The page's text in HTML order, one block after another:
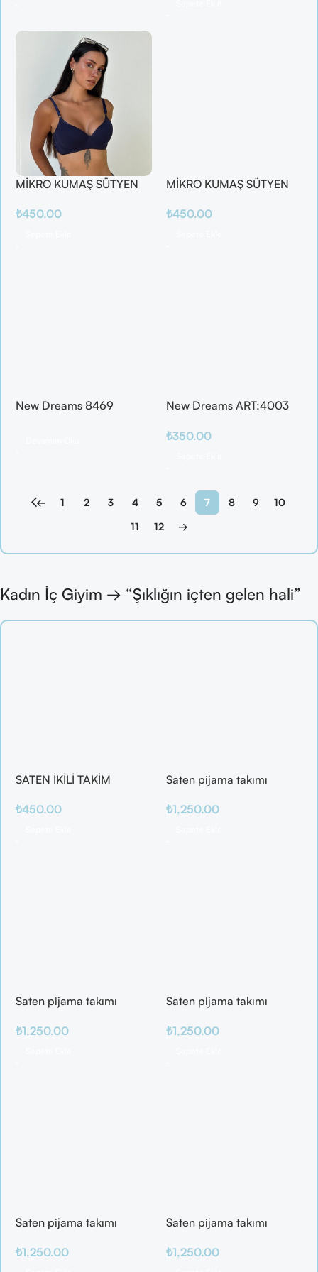
MİKRO KUMAŞ SÜTYEN
₺450.00
MİKRO KUMAŞ SÜTYEN
₺450.00
New Dreams 8469
New Dreams ART:4003
Şık ve Cesur Tasarım
₺350.00
← 1 2 3 4 5 6 7 8 9
10
11
12 →
Kadın İç Giyim → “Şıklığın içten gelen hali”
SATEN İKİLİ TAKİM
₺450.00
Saten pijama takımı
₺1,250.00
Saten pijama takımı
₺1,250.00
Saten pijama takımı
₺1,250.00
Saten pijama takımı
₺1,250.00
Saten pijama takımı
₺1,250.00